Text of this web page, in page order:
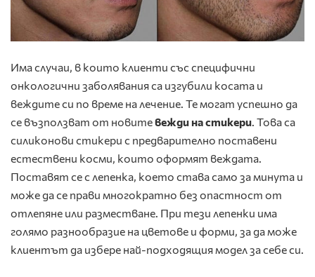
Има случаи, в които клиенти със специфични
онкологични заболявания са изгубили косата и
веждите си по време на лечение. Те могат успешно да
се възползват от новитевежди на стикери. Това са
силиконови стикери с предварително поставени
естествени косми, които оформят веждата.
Поставят се с лепенка, което става само за минута и
може да се прави многократно без опастност от
отлепяне или разместване. При тези лепенки има
голямо разнообразие на цветове и форми, за да може
клиентът да избере най-подходящия модел за себе си.